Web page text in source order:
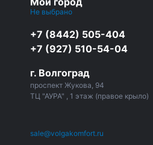
Не выбрано
+7 (8442) 505-404
+7 (927) 510-54-04
г. Волгоград
проспект Жукова, 94
ТЦ "АУРА" , 1 этаж (правое крыло)
sale@volgakomfort.ru